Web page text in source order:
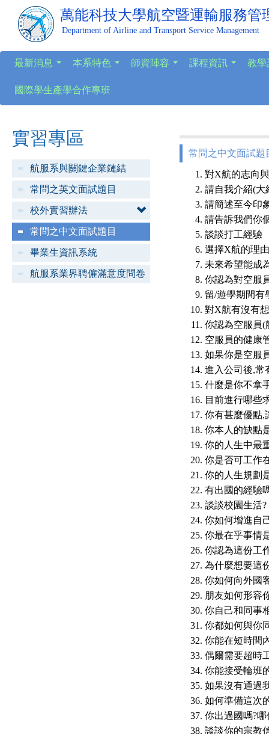
萬能科技大學航空暨運輸服務管
Department of Airline and Transport Service Management
最新消息 本系特色 師資陣容 課程資訊 教學
國際學生產學合作專班
實習專區
航服系與關鍵企業鏈結
常問之英文面試題目
校外實習辦法
常問之中文面試題目
畢業生資訊系統
航服系業界聘僱滿意度問卷
常問之中文面試題
對X航的志向
請自我介紹(大
請簡述至今印
請告訴我們你
談談打工經驗
選擇X航的理
未來希望能成
你認為對空服
留/遊學期間有
對X航有沒有
你認為空服員(
空服員的健康
如果你是空服
進入公司後,常
什麼是你不拿
目前進行哪些
你有甚麼優點,
你本人的缺點
你的人生中最
你是否可工作
你的人生規劃
有出國的經驗
談談校園生活?
你如何增進自
你最在乎事情
你認為這份工
為什麼想要這
你如何向外國
朋友如何形容
你自己和同事
你都如何與你
你能在短時間
偶爾需要超時
你能接受輪班
如果沒有通過
如何準備這次
你出過國嗎?
談談你的宗教